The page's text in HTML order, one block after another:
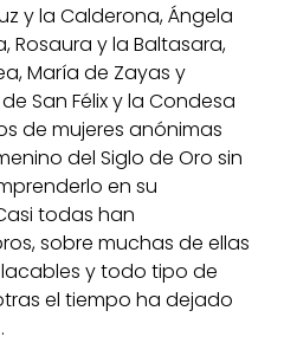
y la Calderona, Ángela
Rosaura y la Baltasara,
María de Zayas y
San Félix y la Condesa
de mujeres anónimas
del Siglo de Oro sin
en su
todas han
sobre muchas de ellas
y todo tipo de
el tiempo ha dejado